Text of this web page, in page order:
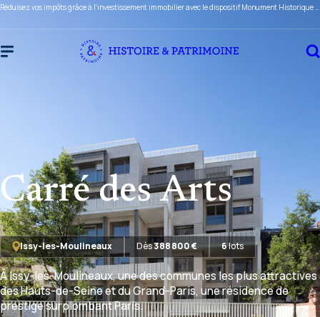
Carré des Arts
Issy-les-Moulineaux Dès388 800 € 6lots
À Issy-les-Moulineaux, une des communes les plus attractives
des Hauts-de-Seine et du Grand-Paris, une résidence de
prestige surplombant Paris.